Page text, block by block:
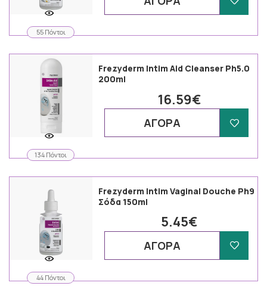
55 Πόντοι
134 Πόντοι
Frezyderm Intim Aid Cleanser Ph5.0
200ml
16.59€
ΑΓΟΡΑ
44 Πόντοι
Frezyderm Intim Vaginal Douche Ph9
Σόδα 150ml
5.45€
ΑΓΟΡΑ